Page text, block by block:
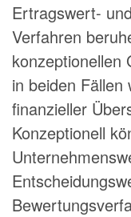
Ertragswert-
Verfahren
konzeptionellen
in beiden
finanzieller
Konzeptionell